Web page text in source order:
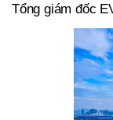
Tổng giám đốc